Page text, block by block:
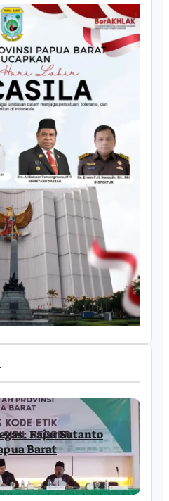
Fajar Sutanto
Barat